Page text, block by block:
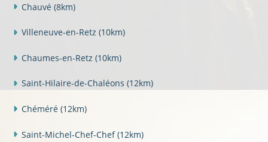
Chauvé (8km)
Villeneuve-en-Retz (10km)
Chaumes-en-Retz (10km)
Saint-Hilaire-de-Chaléons (12km)
Chéméré (12km)
Saint-Michel-Chef-Chef(12km)